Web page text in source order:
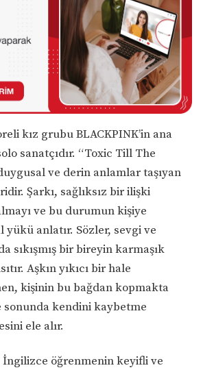
kız grubu BLACKPINK’in ana
sanatçıdır. “Toxic Till The
duygusal ve derin anlamlar taşıyan
Şarkı, sağlıksız bir ilişki
ve bu durumun kişiye
anlatır. Sözler, sevgi ve
sıkışmış bir bireyin karmaşık
Aşkın yıkıcı bir hale
kişinin bu bağdan kopmakta
sonunda kendini kaybetme
ele alır.
İngilizce öğrenmenin keyifli ve